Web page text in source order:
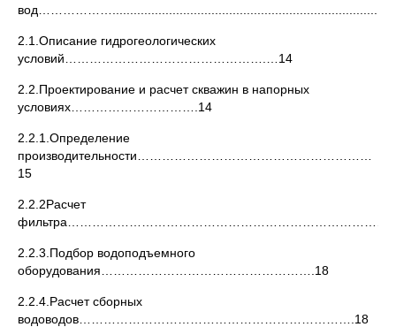
2.1.Описание гидрогеологических
условий………………………………………….…14
2.2.Проектирование и расчет скважин в напорных
условиях………………………….14
2.2.1.Определение
производительности…………………………………………………
15
2.2.2Расчет
2.2.3.Подбор водоподъемного
оборудования…………………………………………….18
2.2.4.Расчет сборных
водоводов………………………………………………………….18